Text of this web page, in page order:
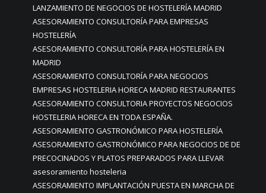
LANZAMIENTO DE NEGOCIOS DE HOSTELERÍA MADRID
ASESORAMIENTO CONSULTORÍA PARA EMPRESAS
HOSTELERÍA
ASESORAMIENTO CONSULTORÍA PARA HOSTELERÍA EN
MADRID
ASESORAMIENTO CONSULTORÍA PARA NEGOCIOS
EMPRESAS HOSTELERIA HORECA MADRID RESTAURANTES
ASESORAMIENTO CONSULTORIA PROYECTOS NEGOCIOS
HOSTELERIA HORECA EN TODA ESPAÑA.
ASESORAMIENTO GASTRONÓMICO PARA HOSTELERÍA
ASESORAMIENTO GASTRONÓMICO PARA NEGOCIOS DE DE
PRECOCINADOS Y PLATOS PREPARADOS PARA LLEVAR
asesoramiento hosteleria
ASESORAMIENTO IMPLANTACIÓN PUESTA EN MARCHA DE